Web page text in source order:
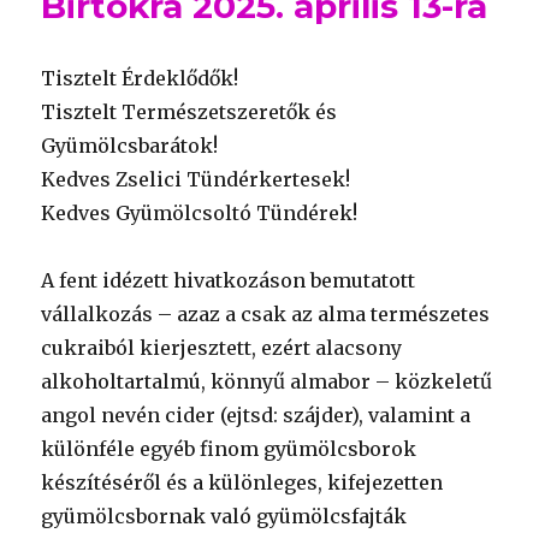
Tisztelt Érdeklődők!
Tisztelt Természetszeretők és
Gyümölcsbarátok!
Kedves Zselici Tündérkertesek!
Kedves Gyümölcsoltó Tündérek!
A fent idézett hivatkozáson bemutatott
vállalkozás – azaz a csak az alma természetes
cukraiból kierjesztett, ezért alacsony
alkoholtartalmú, könnyű almabor – közkeletű
angol nevén cider (ejtsd: szájder), valamint a
különféle egyéb finom gyümölcsborok
készítéséről és a különleges, kifejezetten
gyümölcsbornak való gyümölcsfajták